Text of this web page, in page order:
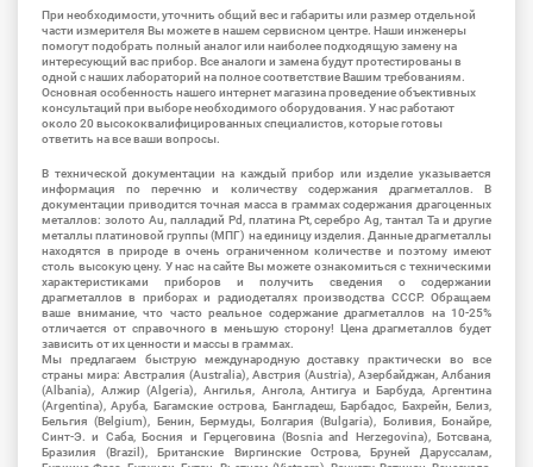
При необходимости, уточнить общий вес и габариты или размер отдельной
части измерителя Вы можете в нашем сервисном центре. Наши инженеры
помогут подобрать полный аналог или наиболее подходящую замену на
интересующий вас прибор. Все аналоги и замена будут протестированы в
одной с наших лабораторий на полное соответствие Вашим требованиям.
Основная особенность нашего интернет магазина проведение объективных
консультаций при выборе необходимого оборудования. У нас работают
около 20 высококвалифицированных специалистов, которые готовы
ответить на все ваши вопросы.
В технической документации на каждый прибор или изделие указывается
информация по перечню и количеству содержания драгметаллов. В
документации приводится точная масса в граммах содержания драгоценных
металлов: золото Au, палладий Pd, платина Pt, серебро Ag, тантал Ta и другие
металлы платиновой группы (МПГ) на единицу изделия. Данные драгметаллы
находятся в природе в очень ограниченном количестве и поэтому имеют
столь высокую цену. У нас на сайте Вы можете ознакомиться с техническими
характеристиками приборов и получить сведения о содержании
драгметаллов в приборах и радиодеталях производства СССР. Обращаем
ваше внимание, что часто реальное содержание драгметаллов на 10-25%
отличается от справочного в меньшую сторону! Цена драгметаллов будет
зависить от их ценности и массы в граммах.
Мы предлагаем быструю международную доставку практически во все
страны мира: Австралия (Australia), Австрия (Austria), Азербайджан, Албания
(Albania), Алжир (Algeria), Ангилья, Ангола, Антигуа и Барбуда, Аргентина
(Argentina), Аруба, Багамские острова, Бангладеш, Барбадос, Бахрейн, Белиз,
Бельгия (Belgium), Бенин, Бермуды, Болгария (Bulgaria), Боливия, Бонайре,
Синт-Э. и Саба, Босния и Герцеговина (Bosnia and Herzegovina), Ботсвана,
Бразилия (Brazil), Британские Виргинские Острова, Бруней Даруссалам,